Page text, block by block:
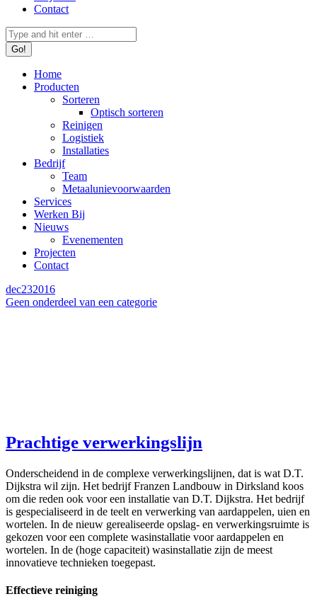
Contact
Search:
Home
Producten
Sorteren
Optisch sorteren
Reinigen
Logistiek
Installaties
Bedrijf
Team
Metaalunievoorwaarden
Services
Werken Bij
Nieuws
Evenementen
Projecten
Contact
dec232016
Geen onderdeel van een categorie
Prachtige verwerkingslijn
Onderscheidend in de complexe verwerkingslijnen, dat is wat D.T.
Dijkstra wil zijn. Het bedrijf Franzen Landbouw in Dirksland koos
om die reden ook voor een installatie van D.T. Dijkstra. Het bedrijf
is gespecialiseerd in de teelt en verwerking van aardappelen, uien en
wortelen. In de nieuw gerealiseerde opslag- en verwerkingsruimte is
gekozen voor een complete wasinstallatie voor aardappelen en
wortelen. In de (hoge capaciteit) wasinstallatie zijn de meest
innovatieve technieken toegepast.
Effectieve reiniging